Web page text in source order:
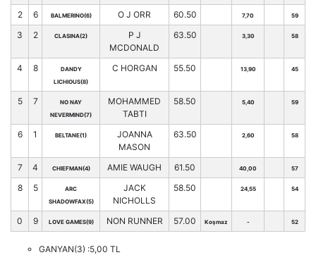
2 6 BALMERINO(6) O J ORR 60.50 7,70 59
3 2 CLASINA(2)
P J
MCDONALD
63.50 3,30 58
4 8
DANDY
LICHIOUS(8)
C HORGAN 55.50 13,90 45
5 7
NO NAY
NEVERMIND(7)
MOHAMMED
TABTI
58.50 5,40 59
6 1 BELTANE(1)
JOANNA
MASON
63.50 2,60 58
7 4 CHIEFMAN(4) AMIE WAUGH 61.50 40,00 57
8 5
ARC
SHADOWFAX(5)
JACK
NICHOLLS
58.50 24,55 54
0 9 LOVE GAMES(9) NON RUNNER 57.00 Koşmaz - 52
GANYAN(3) :5,00 TL